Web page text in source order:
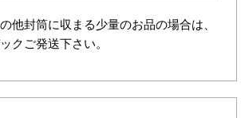
他封筒に収まる少量のお品の場合は、
クご発送下さい。